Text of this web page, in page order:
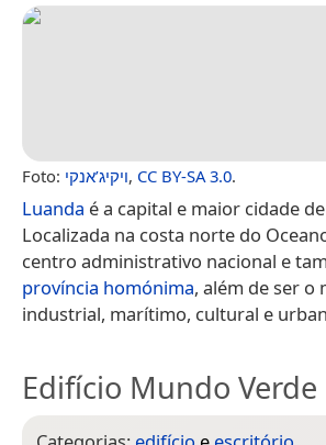
Foto: ויקיג’אנקי, CC BY-SA 3.0.
Luanda é a capital e maior cidade de
Localizada na costa norte do
centro administrativo nacional e
província homónima, além de ser o
industrial, marítimo, cultural e
Edifício Mundo Verde